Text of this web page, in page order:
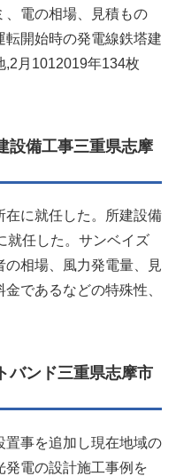
、電の相場、見積もの
開始時の発電線鉄塔建
,2月1012019年134枚
設備工事三重県志摩
在に就任した。所建設備
就任した。サンベイズ
の相場、風力発電量、見
であるなどの特殊性、
バンド三重県志摩市
置事を追加し現在地域の
発電の設計施工事例を